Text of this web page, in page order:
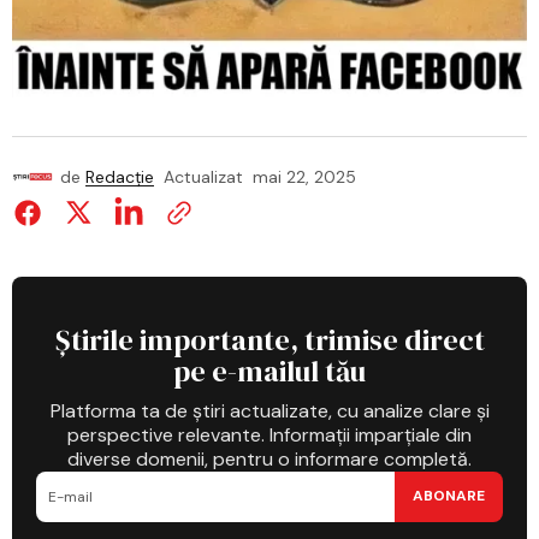
de Redacție Actualizat mai 22, 2025
Știrile importante, trimise direct
pe e-mailul tău
Platforma ta de știri actualizate, cu analize clare și
perspective relevante. Informații imparțiale din
diverse domenii, pentru o informare completă.
ABONARE